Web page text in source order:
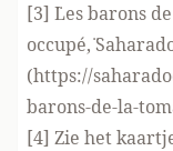
[3] ¨Les barons
occupé,¨
(https://
barons-de-la-
[4] Zie het